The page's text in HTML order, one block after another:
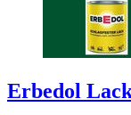
Erbedol